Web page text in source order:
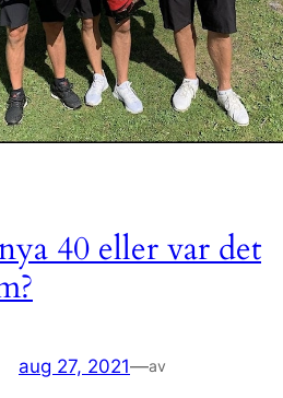
40 eller var det
aug 27, 2021—av